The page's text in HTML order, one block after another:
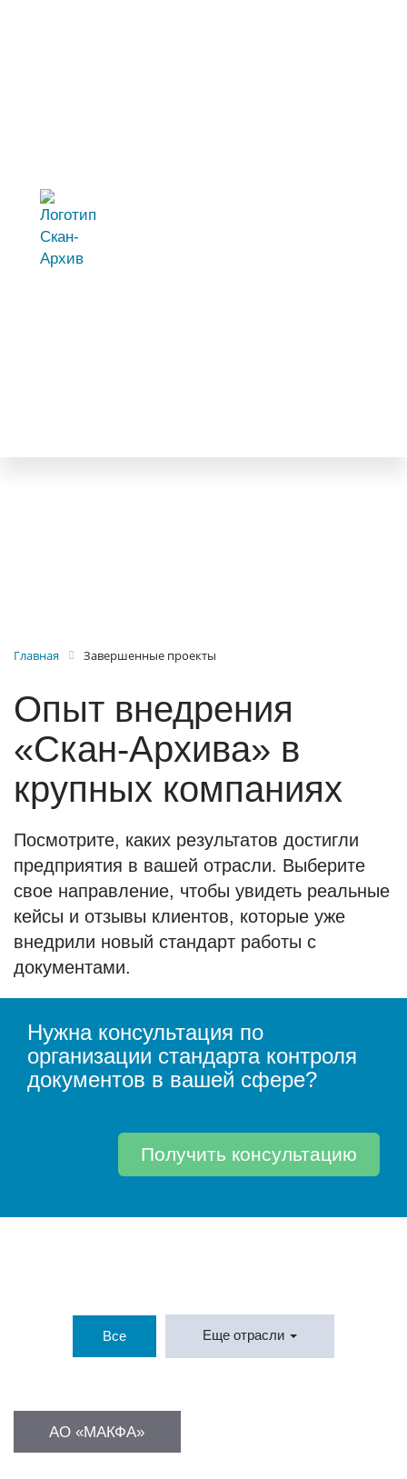
Главная Завершенные проекты
Опыт внедрения
«Скан-Архива» в
крупных компаниях
Посмотрите, каких результатов достигли
предприятия в вашей отрасли. Выберите
свое направление, чтобы увидеть реальные
кейсы и отзывы клиентов, которые уже
внедрили новый стандарт работы с
документами.
Нужна консультация по
организации стандарта контроля
документов в вашей сфере?
Получить консультацию
Все Еще отрасли
АО «МАКФА»